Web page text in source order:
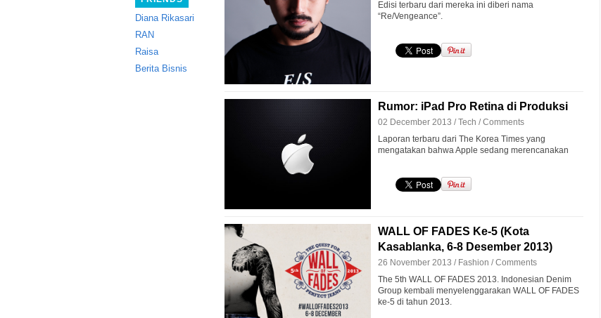
Diana Rikasari
RAN
Raisa
Berita Bisnis
Edisi terbaru dari mereka ini diberi nama
“Re/Vengeance”.
Rumor: iPad Pro Retina di Produksi
02 December 2013 /Tech /Comments
Laporan terbaru dari The Korea Times yang
mengatakan bahwa Apple sedang merencanakan
WALL OF FADES Ke-5 (Kota
Kasablanka, 6-8 Desember 2013)
26 November 2013 / Fashion /Comments
The 5th WALL OF FADES 2013. Indonesian Denim
Group kembali menyelenggarakan WALL OF FADES
ke-5 di tahun 2013.